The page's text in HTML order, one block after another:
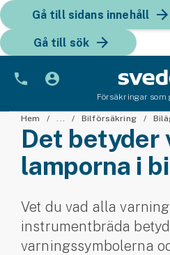
Gå till sidans innehåll
Gå till sök
Försäkringar som
Bil
Fordon
Snöskoterförsäkring
Hem ... Bilförsäkring
Det
lamporna i
Vet du vad alla
instrumentbräda
varningssymbolerna